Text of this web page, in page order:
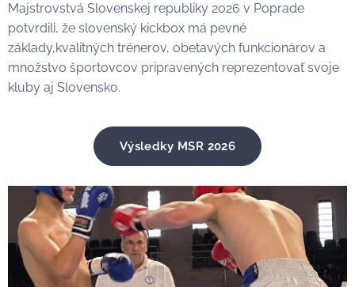
Majstrovstvá Slovenskej republiky 2026 v Poprade
potvrdili, že slovenský kickbox má pevné
základy,kvalitných trénerov, obetavých funkcionárov a
množstvo športovcov pripravených reprezentovať svoje
kluby aj Slovensko.👏💪
Výsledky MSR 2026